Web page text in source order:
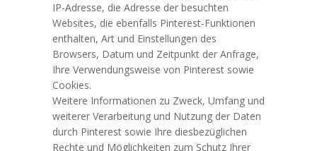
IP-Adresse, die Adresse der besuchten
Websites, die ebenfalls Pinterest-Funktionen
enthalten, Art und Einstellungen des
Browsers, Datum und Zeitpunkt der Anfrage,
Ihre Verwendungsweise von Pinterest sowie
Cookies.
Weitere Informationen zu Zweck, Umfang und
weiterer Verarbeitung und Nutzung der Daten
durch Pinterest sowie Ihre diesbezüglichen
Rechte und Möglichkeiten zum Schutz Ihrer